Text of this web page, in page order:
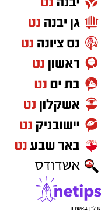
נדל"ן באשדוד